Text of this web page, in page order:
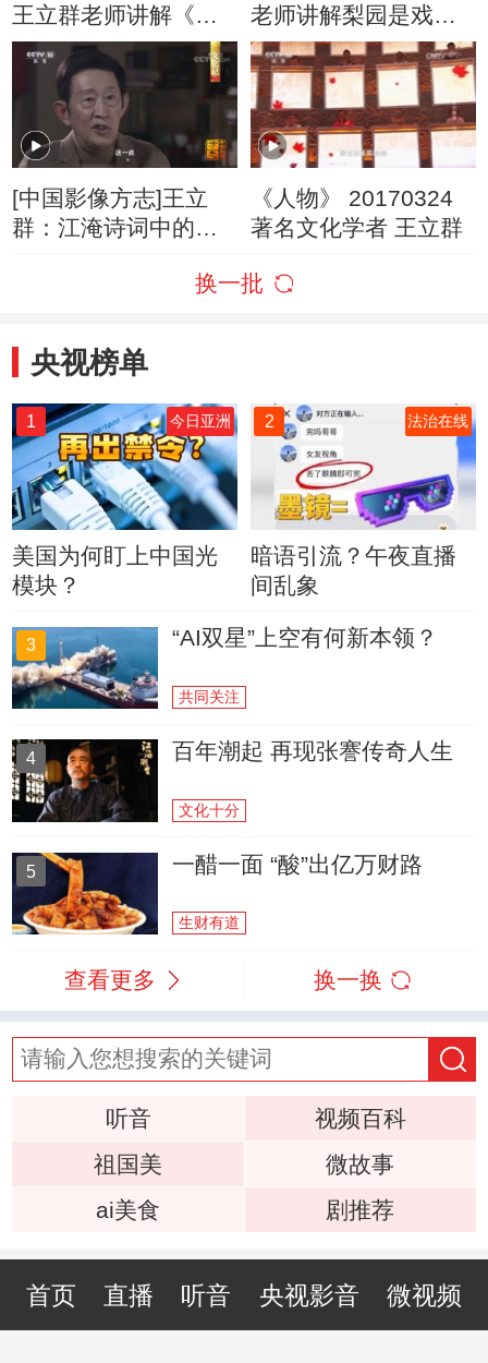
王立群老师讲解《阿Q
正传》
老师讲解梨园是戏班
的代称
[中国影像方志]王立
群：江淹诗词中的养
《人物》 20170324
著名文化学者 王立群
换一批
央视榜单
1 今日亚洲
美国为何盯上中国光
模块？
2 法治在线
暗语引流？午夜直播
间乱象
3 “AI双星”上空有何新本领？
共同关注
4 百年潮起 再现张謇传奇人生
文化十分
5 一醋一面 “酸”出亿万财路
生财有道
查看更多 换一换
听音
视频百科
祖国美
微故事
ai美食
剧推荐
首页 直播 听音 央视影音 微视频